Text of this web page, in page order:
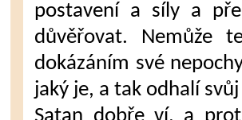
postavení a síly a
důvěřovat. Nemůže
dokázáním své
jaký je, a tak odhalí